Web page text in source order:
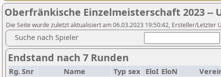
Oberfränkische Einzelmeisterschaft 2023 --
Die Seite wurde zuletzt aktualisiert am 06.03.2023 19:50:42, Ersteller/Letzter
Suche nach Spieler
Endstand nach 7 Runden
Rg.Snr Name Typ sex EloI EloN